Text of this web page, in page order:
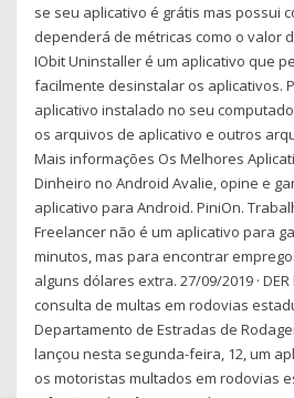
se seu aplicativo é grátis mas possui
dependerá de métricas como o valor
IObit Uninstaller é um aplicativo que
facilmente desinstalar os aplicativos.
aplicativo instalado no seu
os arquivos de aplicativo e outros
Mais informações Os Melhores
Dinheiro no Android Avalie, opine e
aplicativo para Android. PiniOn.
Freelancer não é um aplicativo para
minutos, mas para encontrar
alguns dólares extra. 27/09/2019 ·
consulta de multas em rodovias
Departamento de Estradas de
lançou nesta segunda-feira, 12, um
os motoristas multados em rodovias